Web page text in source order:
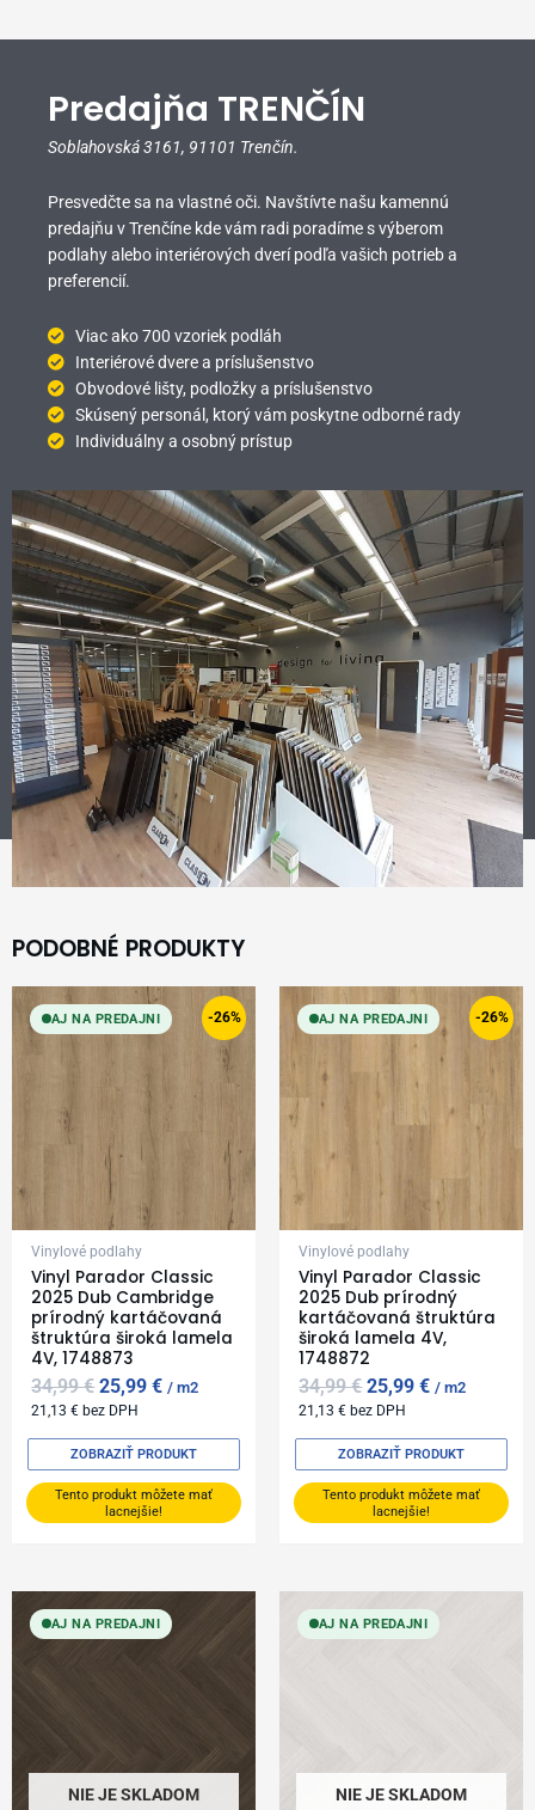
Predajňa TRENČÍN
Soblahovská 3161, 91101 Trenčín.
Presvedčte sa na vlastné oči. Navštívte našu kamennú
predajňu v Trenčíne kde vám radi poradíme s výberom
podlahy alebo interiérových dverí podľa vašich potrieb a
preferencií.
Viac ako 700 vzoriek podláh
Interiérové dvere a príslušenstvo
Obvodové lišty, podložky a príslušenstvo
Skúsený personál, ktorý vám poskytne odborné rady
Individuálny a osobný prístup
PODOBNÉ PRODUKTY
-26%
AJ NA PREDAJNI
Vinylové podlahy
Vinyl Parador Classic
2025 Dub Cambridge
prírodný kartáčovaná
štruktúra široká lamela
4V, 1748873
34,99€
Original
price
was:
25,99€
Current
price
is:
25,99 €.
m2
21,13€ bez DPH
Tento produkt môžete mať
lacnejšie!
ZOBRAZIŤ PRODUKT
-26%
AJ NA PREDAJNI
Vinylové podlahy
Vinyl Parador Classic
2025 Dub prírodný
kartáčovaná štruktúra
široká lamela 4V,
1748872
34,99€
Original
price
was:
34,99 €.
25,99€
Current
price
is:
m2
21,13€ bez DPH
Tento produkt môžete mať
lacnejšie!
ZOBRAZIŤ PRODUKT
AJ NA PREDAJNI
NIE JE SKLADOM
AJ NA PREDAJNI
NIE JE SKLADOM